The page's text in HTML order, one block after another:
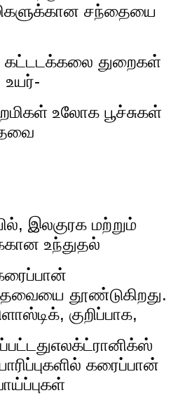
சந்தையை
கட்டடக்கலை துறைகள்
உயர்-
உலோக பூச்சுகள்
இலகுரக மற்றும்
உந்துதல்
தூண்டுகிறது.
குறிப்பாக,
எலக்ட்ரானிக்ஸ்
கரைப்பான்